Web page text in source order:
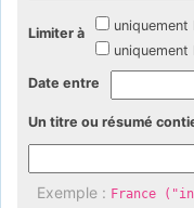
Limiter à
Date entre
Un titre ou résumé
Exemple : France